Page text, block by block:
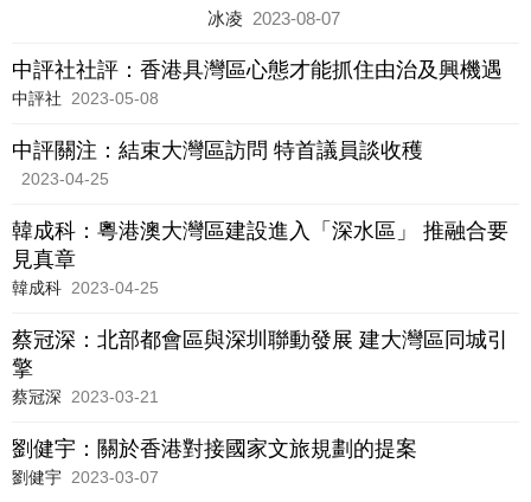
難消災。涉外律師們不偏不倚、公平公
人。從6月28日開始啟用的跨境律師，
一個把月，已見業務開花結果。
冰凌 2023-08-07
中評社社評：香港具灣區心態才能抓住由治及興機遇
中評社 2023-05-08
中評關注：結束大灣區訪問 特首議員談收穫
2023-04-25
韓成科：粵港澳大灣區建設進入「深水區」 推融合要
見真章
韓成科 2023-04-25
蔡冠深：北部都會區與深圳聯動發展 建大灣區同城引
擎
蔡冠深 2023-03-21
劉健宇：關於香港對接國家文旅規劃的提案
劉健宇 2023-03-07